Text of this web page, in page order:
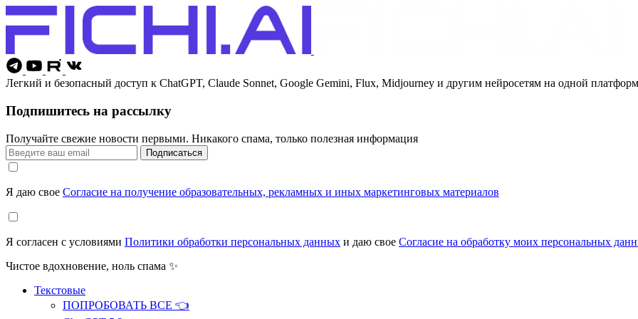
Легкий и безопасный доступ к ChatGPT, Claude Sonnet, Google Gemini, Flux, Midjourney и другим нейросетям на одной
Подпишитесь на рассылку
Получайте свежие новости первыми. Никакого спама, только полезная информация
Подписаться
Я даю свое Согласие на получение образовательных, рекламных и иных маркетинговых материалов
Я согласен с условиями Политики обработки персональных данных и даю свое Согласие на обработку моих персональных
Чистое вдохновение, ноль спама ✨
Текстовые
ПОПРОБОВАТЬ ВСЕ 👈